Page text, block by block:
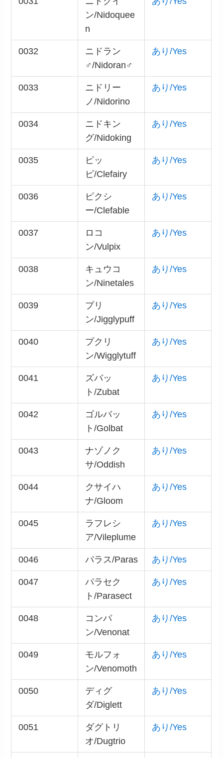
ン/Nidoquee
n
0032
ニドラン
♂/Nidoran♂
あり/Yes
0033
ニドリー
ノ/Nidorino
あり/Yes
0034
ニドキン
グ/Nidoking
あり/Yes
0035
ピッ
ピ/Clefairy
あり/Yes
0036
ピクシ
ー/Clefable
あり/Yes
0037
ロコ
ン/Vulpix
あり/Yes
0038
キュウコ
ン/Ninetales
あり/Yes
0039
プリ
ン/Jigglypuff
あり/Yes
0040
プクリ
ン/Wigglytuff
あり/Yes
0041
ズバッ
ト/Zubat
あり/Yes
0042
ゴルバッ
ト/Golbat
あり/Yes
0043
ナゾノク
サ/Oddish
あり/Yes
0044
クサイハ
ナ/Gloom
あり/Yes
0045
ラフレシ
ア/Vileplume
あり/Yes
0046 パラス/Paras あり/Yes
0047
パラセク
ト/Parasect
あり/Yes
0048
コンパ
ン/Venonat
あり/Yes
0049
モルフォ
ン/Venomoth
あり/Yes
0050
ディグ
ダ/Diglett
あり/Yes
0051
ダグトリ
オ/Dugtrio
あり/Yes